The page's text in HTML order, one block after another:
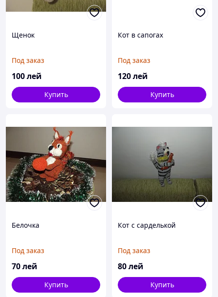
Щенок
Под заказ
100лей
Купить
Кот в сапогах
Под заказ
120лей
Купить
Белочка
Под заказ
70лей
Купить
Кот с сарделькой
Под заказ
80лей
Купить